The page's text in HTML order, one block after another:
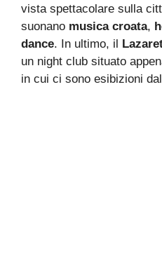
vista spettacolare sulla
suonano musica croata,
dance. In ultimo, il
un night club situato
in cui ci sono esibizioni